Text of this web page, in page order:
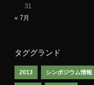
31
« 7月
タググランド
2013 シンポジウム情報